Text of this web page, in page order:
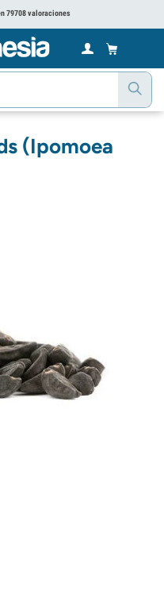
79708 valoraciones
(Ipomoea